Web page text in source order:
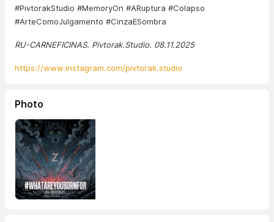
#PivtorakStudio #MemoryOn #ARuptura #Colapso
#ArteComoJulgamento #CinzaESombra
RU-CARNEFICINAS. Pivtorak.Studio. 08.11.2025
https://www.instagram.com/pivtorak.studio
Photo